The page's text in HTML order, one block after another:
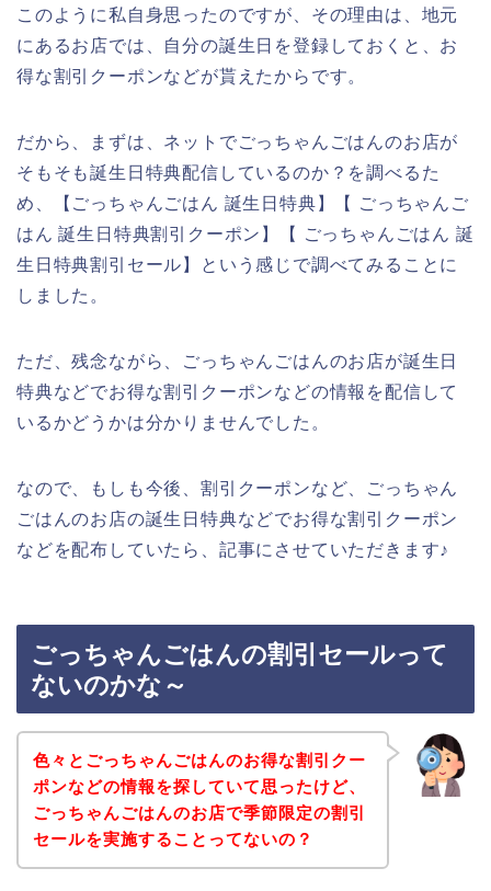
このように私自身思ったのですが、その理由は、地元
にあるお店では、自分の誕生日を登録しておくと、お
得な割引クーポンなどが貰えたからです。
だから、まずは、ネットでごっちゃんごはんのお店が
そもそも誕生日特典配信しているのか？を調べるた
め、【ごっちゃんごはん 誕生日特典】【 ごっちゃんご
はん 誕生日特典割引クーポン】【 ごっちゃんごはん 誕
生日特典割引セール】という感じで調べてみることに
しました。
ただ、残念ながら、ごっちゃんごはんのお店が誕生日
特典などでお得な割引クーポンなどの情報を配信して
いるかどうかは分かりませんでした。
なので、もしも今後、割引クーポンなど、ごっちゃん
ごはんのお店の誕生日特典などでお得な割引クーポン
などを配布していたら、記事にさせていただきます♪
ごっちゃんごはんの割引セールって
ないのかな～
色々とごっちゃんごはんのお得な割引クー
ポンなどの情報を探していて思ったけど、
ごっちゃんごはんのお店で季節限定の割引
セールを実施することってないの？